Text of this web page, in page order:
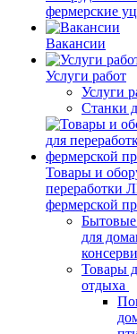
фермерские
Вакансии
Услуги работ
Услуги
Станки
Товары и
переработки
фермерской
Бытовые
для
Товары
отдыха